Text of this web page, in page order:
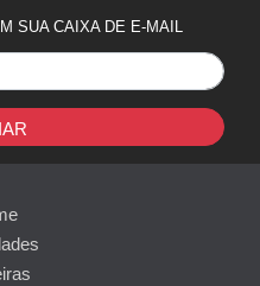
SUA CAIXA DE E-MAIL